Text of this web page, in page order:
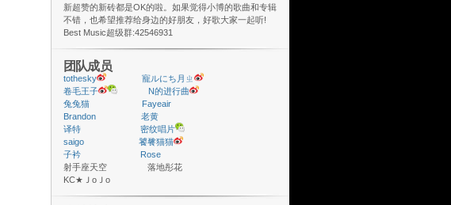
新超赞的新砖都是OK的啦。如果觉得小博的歌曲和专辑
不错，也希望推荐给身边的好朋友，好歌大家一起听!
Best Music超级群:42546931
团队成员
tothesky
寵ルにち月ㄓ
卷毛王子
N的进行曲
兔兔猫
Fayeair
Brandon
老黄
译特
密纹唱片
saigo
饕餮猫猫
子衿
Rose
射手座天空 落地彤花
ΚС★ＪoＪo